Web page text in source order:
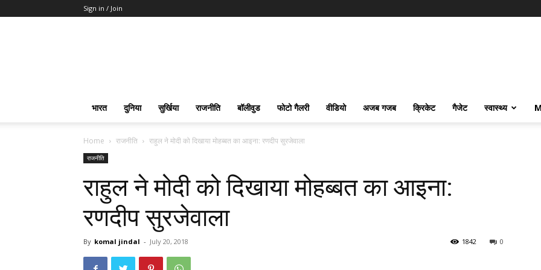
Sign in / Join
भारत दुनिया सुर्खिया राजनीति बॉलीवुड फोटो गैलरी वीडियो अजब गजब क्रिकेट गैजेट स्वास्थ्य
Home राजनीति राहुल ने मोदी को दिखाया मोहब्बत का आइना: रणदीप सुरजेवाला
राजनीति
राहुल ने मोदी को दिखाया मोहब्बत का आइना:
रणदीप सुरजेवाला
By komal jindal - July 20, 2018 0
1842